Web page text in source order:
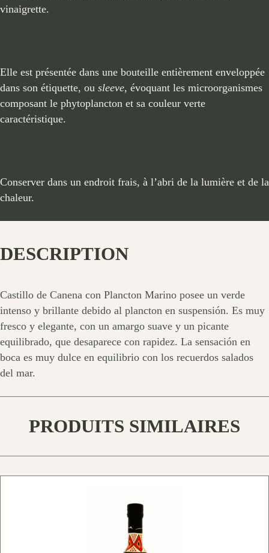
vinaigrette.
Elle est présentée dans une bouteille entièrement enveloppée
dans son étiquette, ou sleeve, évoquant les microorganismes
composant le phytoplancton et sa couleur verte
caractéristique.
Conserver dans un endroit frais, à l’abri de la lumière et de la
chaleur.
DESCRIPTION
Castillo de Canena con Plancton Marino posee un verde
intenso y brillante debido al plancton en suspensión. Es muy
fresco y elegante, con un amargo suave y un picante
equilibrado, que desaparece con rapidez. La sensación en
boca es muy dulce en equilibrio con los recuerdos salados
del mar.
PRODUITS SIMILAIRES